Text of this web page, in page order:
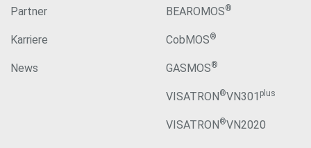
Partner
Karriere
News
BEAROMOS®
CobMOS®
GASMOS®
VISATRON®VN301 plus
VISATRON®VN2020